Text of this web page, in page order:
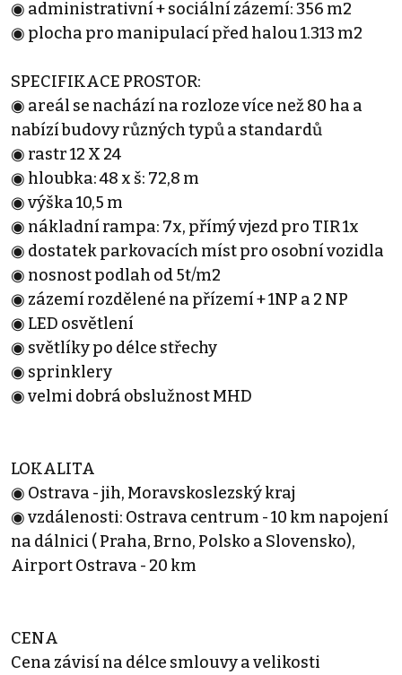
◉ administrativní + sociální zázemí: 356 m2
◉ plocha pro manipulací před halou 1.313 m2
SPECIFIKACE PROSTOR:
◉ areál se nachází na rozloze více než 80 ha a
nabízí budovy různých typů a standardů
◉ rastr 12 X 24
◉ hloubka: 48 x š: 72,8 m
◉ výška 10,5 m
◉ nákladní rampa: 7x, přímý vjezd pro TIR 1x
◉ dostatek parkovacích míst pro osobní vozidla
◉ nosnost podlah od 5t/m2
◉ zázemí rozdělené na přízemí + 1NP a 2 NP
◉ LED osvětlení
◉ světlíky po délce střechy
◉ sprinklery
◉ velmi dobrá obslužnost MHD
LOKALITA
◉ Ostrava - jih, Moravskoslezský kraj
◉ vzdálenosti: Ostrava centrum - 10 km napojení
na dálnici ( Praha, Brno, Polsko a Slovensko),
Airport Ostrava - 20 km
CENA
Cena závisí na délce smlouvy a velikosti